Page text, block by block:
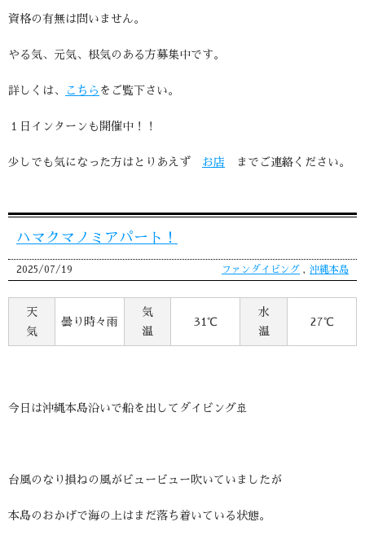
資格の有無は問いません。
やる気、元気、根気のある方募集中です。
詳しくは、 こちら をご覧下さい。
１日インターンも開催中！！
少しでも気になった方はとりあえず お店 までご連絡ください。
ハマクマノミアパート！
2025/07/19 ファンダイビング , 沖縄本島
天
気
曇り時々雨
気
温
31℃
水
温
27℃
今日は沖縄本島沿いで船を出してダイビング🚢
台風のなり損ねの風がビュービュー吹いていましたが
本島のおかげで海の上はまだ落ち着いている状態。